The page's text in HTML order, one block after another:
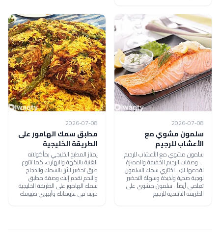
2026-07-08
سلمون مشوي مع
الأعشاب للرجيم
سلمون مشوي مع الأعشاب للرجيم
... وصفات الرجيم الخفيفة والمميزة
نقدمها لكِ ، اختاري سمك السلمون
لوجبة صحية ولذيذة وسهلة التحضير
تعلمي أيضاً: سلمون مشوي على
الطريقة التايلندية للرجيم
2026-07-08
مطبق سمك الهامور على
الطريقة الخليجية
يمتاز المطبخ الخليجي بمأكولاته
الغنية بالنكهة والبهارت، كما تتنوع
طرق تحضير الأرز بالسمك والدجاج
واللحم نقدم إليك وصفة مطبق
سمك الهامور على الطريقة الخليجية
جربيه في عزوماتك وأبهري ضيوفك